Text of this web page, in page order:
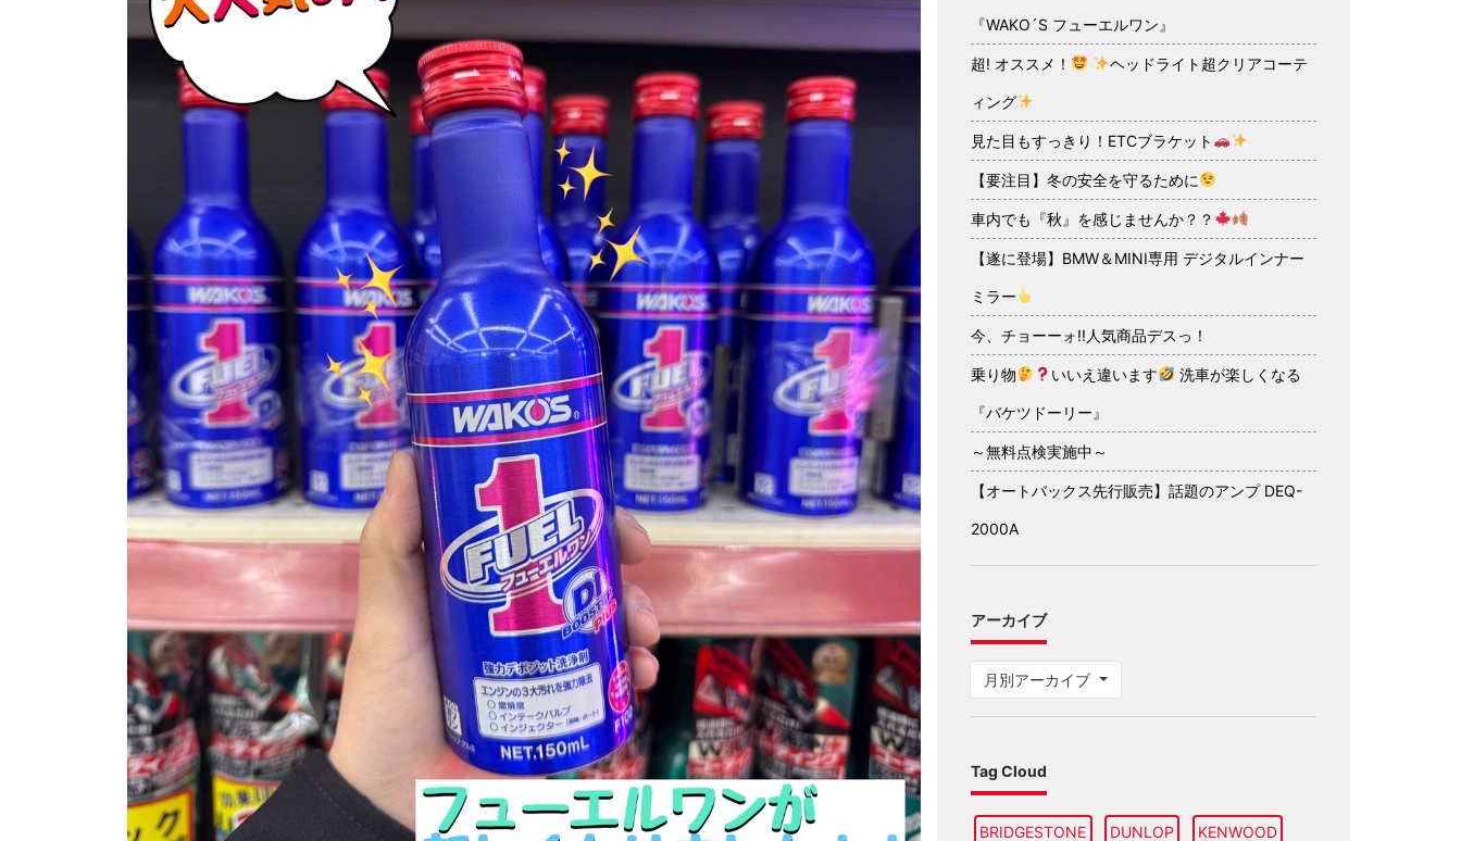
『WAKO´S フューエルワン』
超! オススメ！ ヘッドライト超クリアコーテ
ィング
見た目もすっきり！ETCブラケット
【要注目】冬の安全を守るために
車内でも『秋』を感じませんか？？
【遂に登場】BMW＆MINI専用 デジタルインナー
ミラー
今、チョーーォ!!人気商品デスっ！
乗り物 いいえ違います 洗車が楽しくなる
『バケツドーリー』
～無料点検実施中～
【オートバックス先行販売】話題のアンプ DEQ-
2000A
アーカイブ
月別アーカイブ
Tag Cloud
BRIDGESTONE DUNLOP KENWOOD